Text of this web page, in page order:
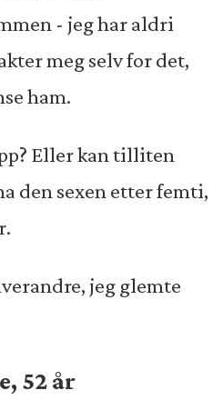
- jeg har aldri
meg selv for det,
ham.
Eller kan tilliten
den sexen etter femti,
jeg glemte
52 år